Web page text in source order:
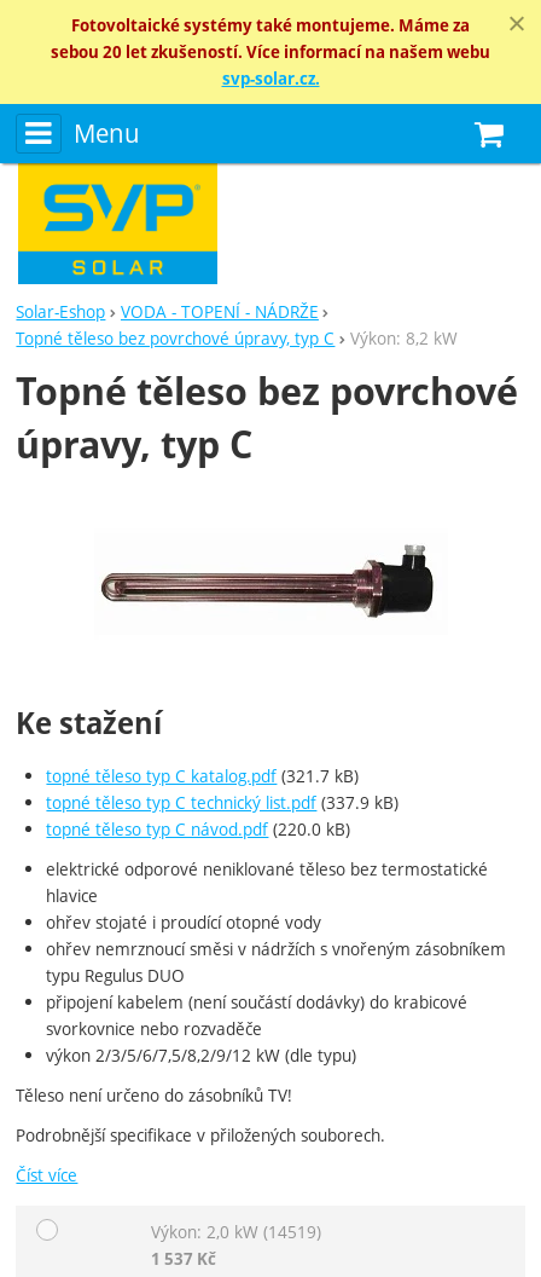
Fotovoltaické systémy také montujeme. Máme za
sebou 20 let zkušeností. Více informací na našem webu
svp-solar.cz.
Menu
Solar-Eshop
VODA - TOPENÍ - NÁDRŽE
Topné těleso bez povrchové úpravy, typ C
Výkon: 8,2 kW
Topné těleso bez povrchové
úpravy, typ C
Ke stažení
topné těleso typ C katalog.pdf (321.7 kB)
topné těleso typ C technický list.pdf (337.9 kB)
topné těleso typ C návod.pdf (220.0 kB)
elektrické odporové neniklované těleso bez termostatické
hlavice
ohřev stojaté i proudící otopné vody
ohřev nemrznoucí směsi v nádržích s vnořeným zásobníkem
typu Regulus DUO
připojení kabelem (není součástí dodávky) do krabicové
svorkovnice nebo rozvaděče
výkon 2/3/5/6/7,5/8,2/9/12 kW (dle typu)
Těleso není určeno do zásobníků TV!
Podrobnější specifikace v přiložených souborech.
Číst více
Vyberte variantu
Výkon: 2,0 kW(14519)
1 537 Kč